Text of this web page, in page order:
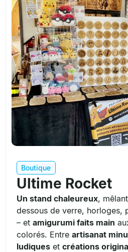
Boutique
Ultime Rocket
Un stand chaleureux, mêlant
dessous de verre, horloges,
– et amigurumi faits main
colorés. Entre artisanat
ludiques et créations